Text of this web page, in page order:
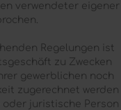
verwendeter eigener
Regelungen ist
zu Zwecken
gewerblichen noch
zugerechnet werden
juristische Person